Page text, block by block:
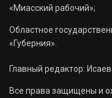
«Миасский рабочий»;
Областное
«Губерния».
Главный редактор:
Все права защищены и